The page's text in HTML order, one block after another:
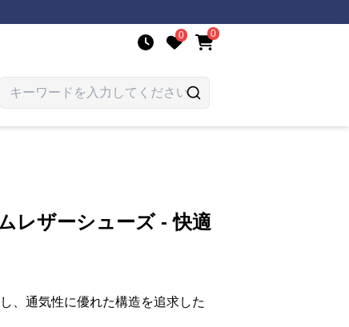
0 0
レザーシューズ - 快適
、通気性に優れた構造を追求した